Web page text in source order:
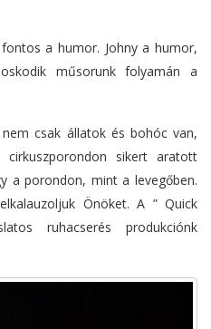
a humor. Johny a humor,
műsorunk folyamán a
csak állatok és bohóc van,
sikert aratott
a porondon, mint a levegőben.
Önöket. A ” Quick
ruhacserés produkciónk